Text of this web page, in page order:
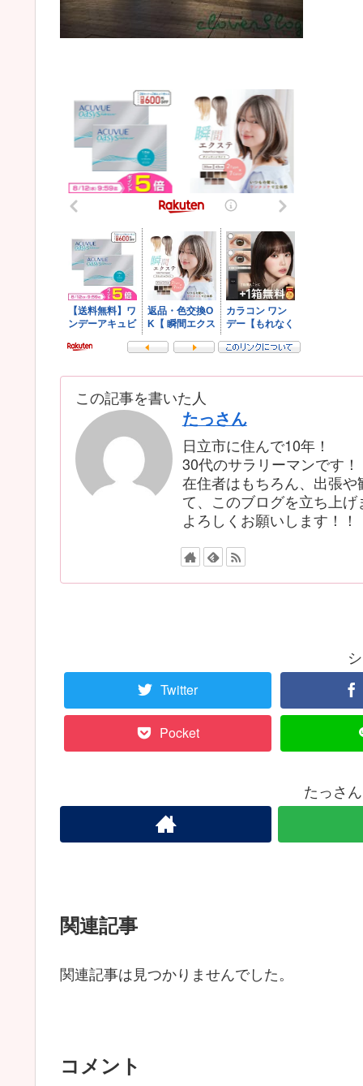
この記事を書いた人
たっさん
日立市に住んで10年！
30代のサラリーマンです！
在住者はもちろん、出張
て、このブログを立ち上げ
よろしくお願いします！！
Twitter
Pocket
たっさ
関連記事
関連記事は見つかりませんでした。
コメント